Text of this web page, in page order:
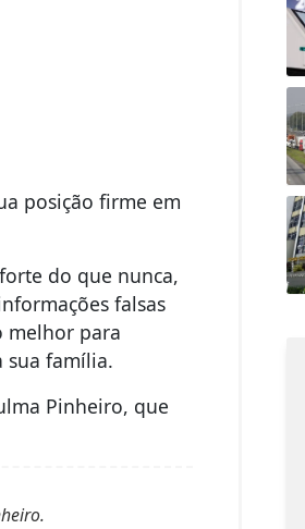
posição firme em
do que nunca,
falsas
melhor para
sua família.
Pinheiro, que